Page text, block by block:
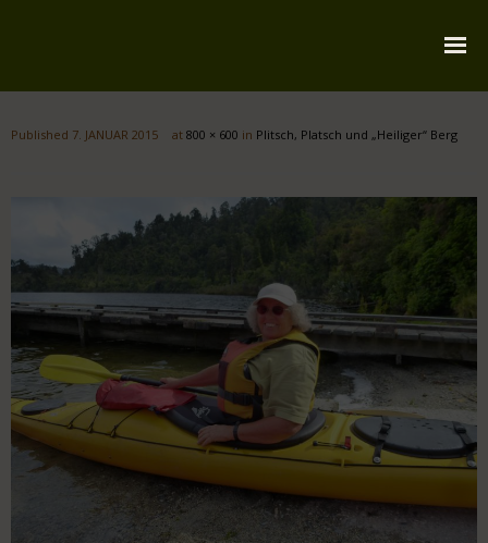
Widmung
Kontakt
Datenschutz
Published 7. JANUAR 2015 at 800 × 600 in Plitsch, Platsch und „Heiliger“ Berg